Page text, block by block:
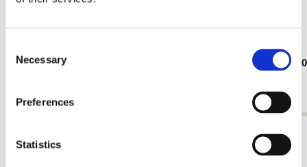
Selection
Necessary
Preferences
Statistics
Dokumenthüllen A4: Von ganzem Herzen,
€ 3,50
Puzzle